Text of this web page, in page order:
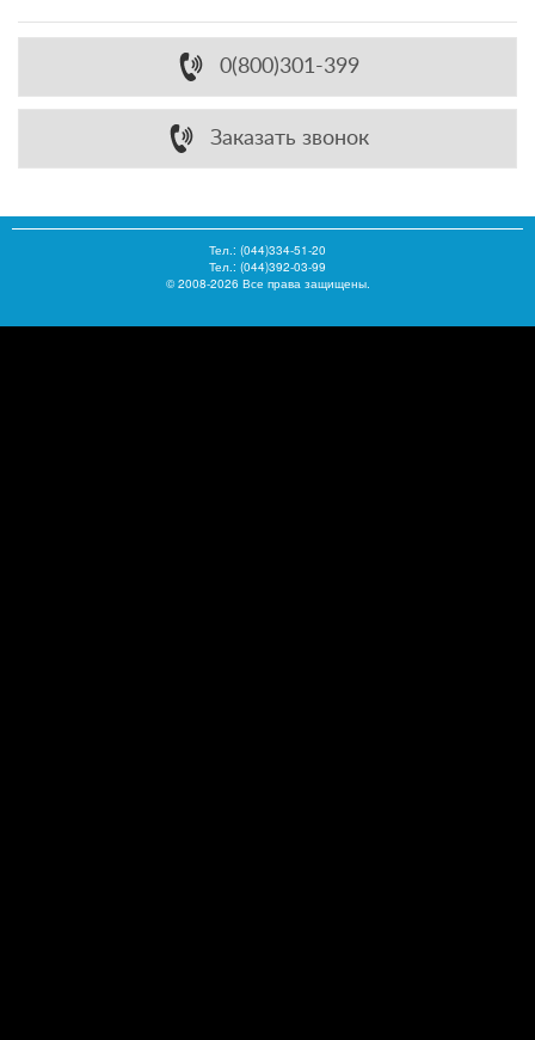
0(800)301-399
Заказать звонок
Тел.: (044)334-51-20
Тел.: (044)392-03-99
© 2008-2026 Все права защищены.